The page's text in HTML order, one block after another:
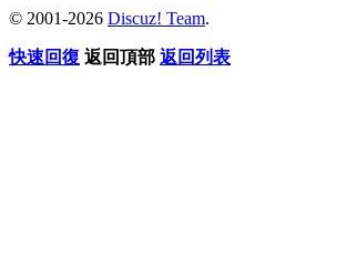
© 2001-2026 Discuz! Team.
快速回復 返回頂部 返回列表